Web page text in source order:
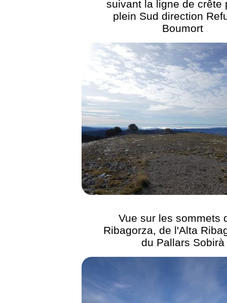
suivant la ligne de crête
plein Sud direction
Boumort
Vue sur les sommets
Ribagorza, de l'Alta
du Pallars Sobirà